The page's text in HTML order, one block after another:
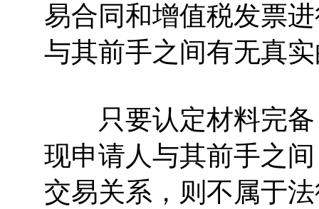
易合同和增值税发票
与其前手之间有无真
只要认定材料完备
现申请人与其前手之
交易关系，则不属于